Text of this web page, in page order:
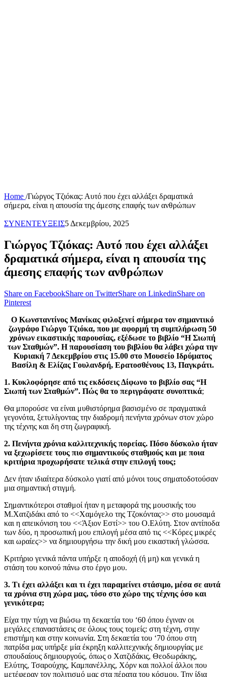
Home /Γιώργος Τζιόκας: Αυτό που έχει αλλάξει δραματικά
σήμερα, είναι η απουσία της άμεσης επαφής των ανθρώπων
ΣΥΝΕΝΤΕΥΞΕΙΣ5 Δεκεμβρίου, 2025
Γιώργος Τζιόκας: Αυτό που έχει αλλάξει
δραματικά σήμερα, είναι η απουσία της
άμεσης επαφής των ανθρώπων
Share on FacebookShare on TwitterShare on LinkedinShare on
Pinterest
Ο Κωνσταντίνος Μανίκας φιλοξενεί σήμερα τον σημαντικό
ζωγράφο Γιώργο Τζιόκα, που με αφορμή τη συμπλήρωση 50
χρόνων εικαστικής παρουσίας, εξέδωσε το βιβλίο “Η Σιωπή
των Σταθμών”. Η παρουσίαση του βιβλίου θα λάβει χώρα την
Κυριακή 7 Δεκεμβρίου στις 15.00 στο Μουσείο Ιδρύματος
Βασίλη & Ελίζας Γουλανδρή, Ερατοσθένους 13, Παγκράτι.
1. Κυκλοφόρησε από τις εκδόσεις Δίφωνο το βιβλίο σας “Η
Σιωπή των Σταθμών”. Πώς θα το περιγράφατε συνοπτικά;
Θα μπορούσε να είναι μυθιστόρημα βασισμένο σε πραγματικά
γεγονότα, ξετυλίγοντας την διαδρομή πενήντα χρόνων στον χώρο
της τέχνης και δη στη ζωγραφική.
2. Πενήντα χρόνια καλλιτεχνικής πορείας. Πόσο δύσκολο ήταν
να ξεχωρίσετε τους πιο σημαντικούς σταθμούς και με ποια
κριτήρια προχωρήσατε τελικά στην επιλογή τους;
Δεν ήταν ιδιαίτερα δύσκολο γιατί από μόνοι τους σηματοδοτούσαν
μια σημαντική στιγμή.
Σημαντικότεροι σταθμοί ήταν η μεταφορά της μουσικής του
Μ.Χατζιδάκι από το <<Χαμόγελο της Τζοκόντας>> στο μουσαμά
και η απεικόνιση του <<Άξιον Εστί>> του Ο.Ελύτη. Στον αντίποδα
των δύο, η προσωπική μου επιλογή μέσα από τις <<Κόρες μικρές
και ωραίες>> να δημιουργήσω την δική μου εικαστική γλώσσα.
Κριτήριο γενικά πάντα υπήρξε η αποδοχή (ή μη) και γενικά η
στάση του κοινού πάνω στο έργο μου.
3. Τι έχει αλλάξει και τι έχει παραμείνει στάσιμο, μέσα σε αυτά
τα χρόνια στη χώρα μας, τόσο στο χώρο της τέχνης όσο και
γενικότερα;
Είχα την τύχη να βιώσω τη δεκαετία του ‘60 όπου έγιναν οι
μεγάλες επαναστάσεις σε όλους τους τομείς: στη τέχνη, στην
επιστήμη και στην κοινωνία. Στη δεκαετία του ‘70 όπου στη
πατρίδα μας υπήρξε μία έκρηξη καλλιτεχνικής δημιουργίας με
σπουδαίους δημιουργούς, όπως ο Χατζιδάκις, Θεοδωράκης,
Ελύτης, Τσαρούχης, Καμπανέλλης, Χόρν και πολλοί άλλοι που
μετέφεραν τον πολιτισμό μας στα πέρατα του κόσμου. Την ίδια